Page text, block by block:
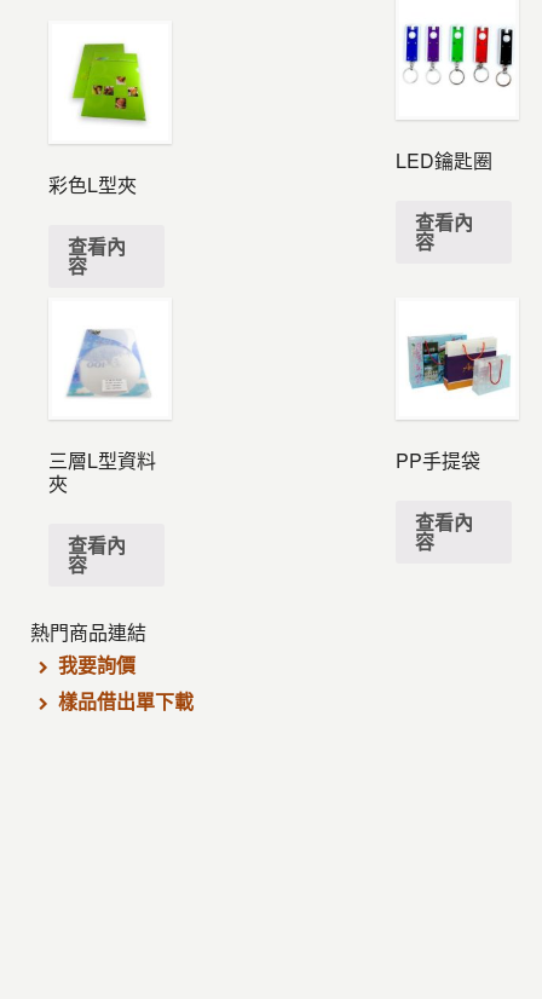
彩色L型夾
查看內
容
LED鑰匙圈
查看內
容
三層L型資料
夾
查看內
容
PP手提袋
查看內
容
熱門商品連結
我要詢價
樣品借出單下載